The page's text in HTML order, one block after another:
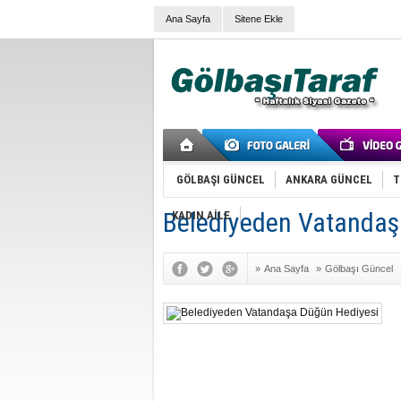
Ana Sayfa Sitene Ekle
GÖLBAŞI GÜNCEL ANKARA GÜNCEL
KADIN AİLE
Belediyeden
» Ana Sayfa » Gölbaşı Güncel